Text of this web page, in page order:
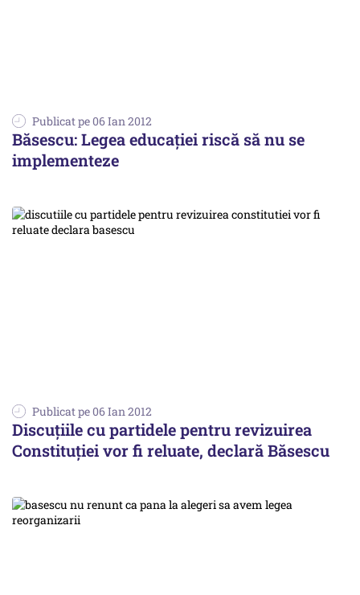
Publicat pe 06 Ian 2012
Băsescu: Legea educaţiei riscă să nu se
implementeze
Publicat pe 06 Ian 2012
Discuţiile cu partidele pentru revizuirea
Constituţiei vor fi reluate, declară Băsescu